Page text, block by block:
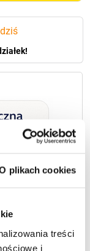
plikach cookies
treści
i